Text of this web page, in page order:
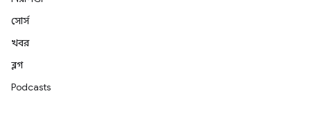
সোর্স
খবর
ব্লগ
Podcasts